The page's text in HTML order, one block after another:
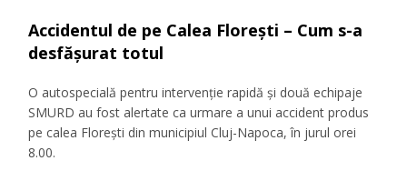
Accidentul de pe Calea Floreşti – Cum s-a
desfăşurat totul
O autospecială pentru intervenție rapidă și două echipaje
SMURD au fost alertate ca urmare a unui accident produs
pe calea Florești din municipiul Cluj-Napoca, în jurul orei
8.00.